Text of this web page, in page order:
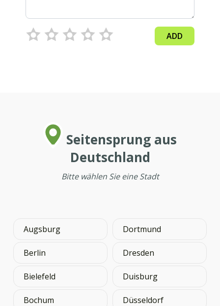
ADD
Seitensprung aus
Deutschland
Bitte wählen Sie eine Stadt
Augsburg
Berlin
Bielefeld
Bochum
Dortmund
Dresden
Duisburg
Düsseldorf